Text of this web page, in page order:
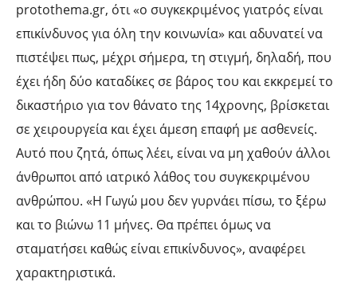
protothema.gr, ότι «ο συγκεκριμένος γιατρός είναι
επικίνδυνος για όλη την κοινωνία» και αδυνατεί να
πιστέψει πως, μέχρι σήμερα, τη στιγμή, δηλαδή, που
έχει ήδη δύο καταδίκες σε βάρος του και εκκρεμεί το
δικαστήριο για τον θάνατο της 14χρονης, βρίσκεται
σε χειρουργεία και έχει άμεση επαφή με ασθενείς.
Αυτό που ζητά, όπως λέει, είναι να μη χαθούν άλλοι
άνθρωποι από ιατρικό λάθος του συγκεκριμένου
ανθρώπου. «Η Γωγώ μου δεν γυρνάει πίσω, το ξέρω
και το βιώνω 11 μήνες. Θα πρέπει όμως να
σταματήσει καθώς είναι επικίνδυνος», αναφέρει
χαρακτηριστικά.